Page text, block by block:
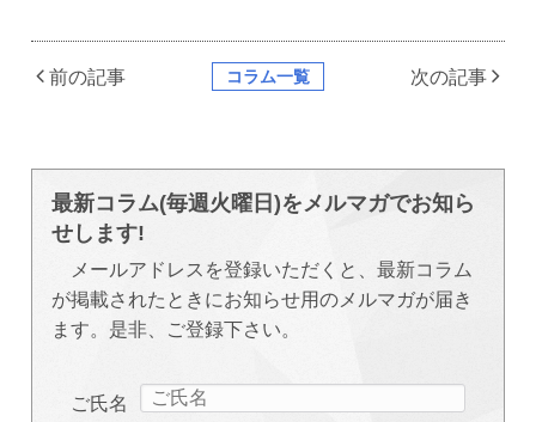
前の記事 コラム一覧 次の記事
最新コラム(毎週火曜日)をメルマガでお知ら
せします!
メールアドレスを登録いただくと、最新コラム
が掲載されたときにお知らせ用のメルマガが届き
ます。是非、ご登録下さい。
ご氏名